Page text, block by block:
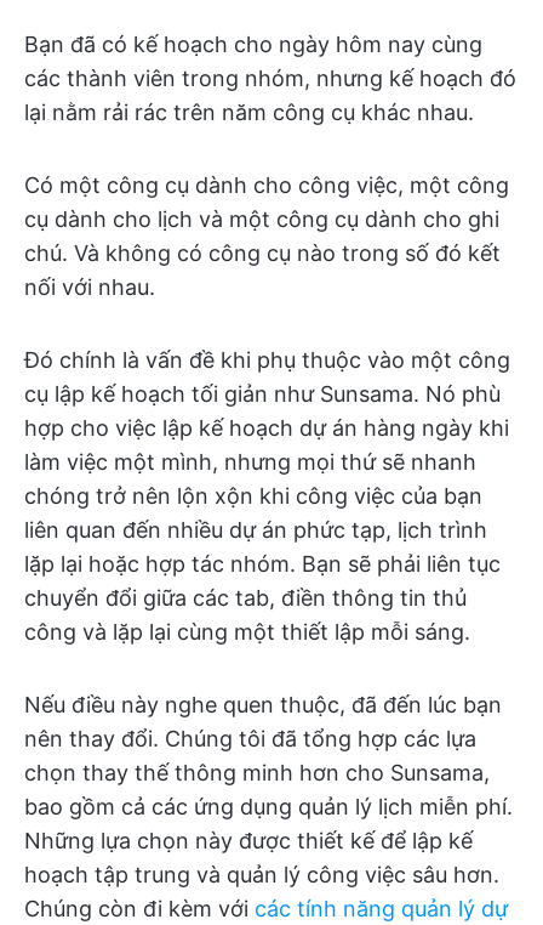
Bạn đã có kế hoạch cho ngày hôm nay cùng
các thành viên trong nhóm, nhưng kế hoạch đó
lại nằm rải rác trên năm công cụ khác nhau.
Có một công cụ dành cho công việc, một công
cụ dành cho lịch và một công cụ dành cho ghi
chú. Và không có công cụ nào trong số đó kết
nối với nhau.
Đó chính là vấn đề khi phụ thuộc vào một công
cụ lập kế hoạch tối giản như Sunsama. Nó phù
hợp cho việc lập kế hoạch dự án hàng ngày khi
làm việc một mình, nhưng mọi thứ sẽ nhanh
chóng trở nên lộn xộn khi công việc của bạn
liên quan đến nhiều dự án phức tạp, lịch trình
lặp lại hoặc hợp tác nhóm. Bạn sẽ phải liên tục
chuyển đổi giữa các tab, điền thông tin thủ
công và lặp lại cùng một thiết lập mỗi sáng.
Nếu điều này nghe quen thuộc, đã đến lúc bạn
nên thay đổi. Chúng tôi đã tổng hợp các lựa
chọn thay thế thông minh hơn cho Sunsama,
bao gồm cả các ứng dụng quản lý lịch miễn phí.
Những lựa chọn này được thiết kế để lập kế
hoạch tập trung và quản lý công việc sâu hơn.
Chúng còn đi kèm với các tính năng quản lý dự